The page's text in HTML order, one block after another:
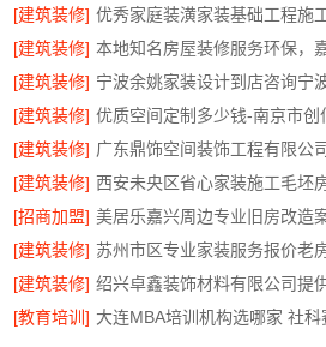
[建筑装修]
[建筑装修]
[建筑装修]
[建筑装修]
[建筑装修]
[建筑装修]
[招商加盟] 美居乐嘉兴周边专业旧房改造
[建筑装修]
[建筑装修]
[教育培训]